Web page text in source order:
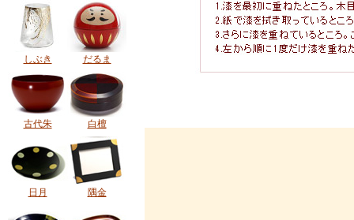
しぶき だるま
古代朱 白檀
日月 隅金